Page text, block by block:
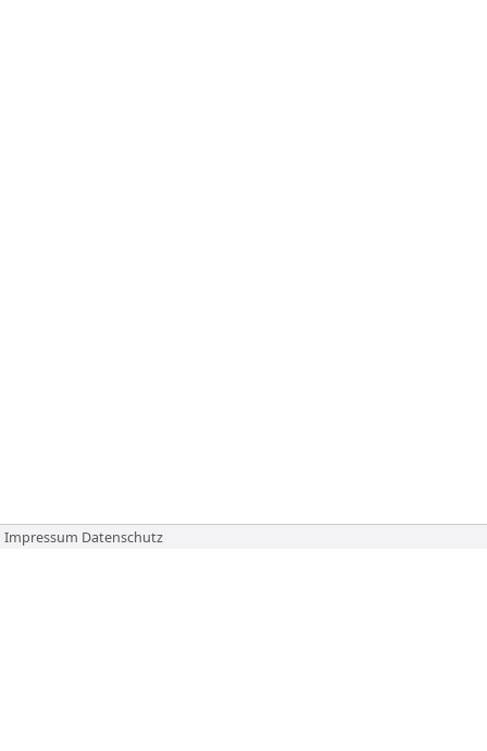
Impressum Datenschutz